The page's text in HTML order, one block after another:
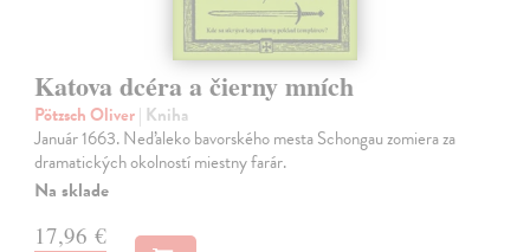
Katova dcéra a čierny mních
Pötzsch Oliver| Kniha
Január 1663. Neďaleko bavorského mesta Schongau zomiera za
dramatických okolností miestny farár.
Na sklade
17,96 €